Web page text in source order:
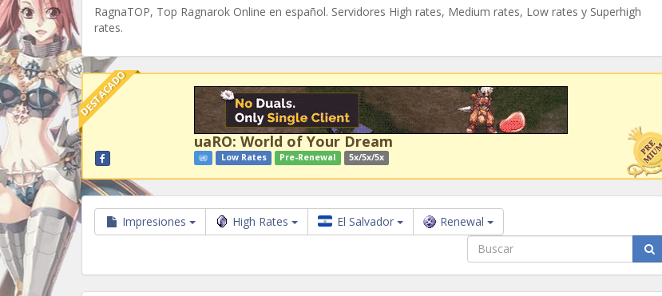
RagnaTOP, Top Ragnarok Online en español. Servidores High rates, Medium rates, Low rates y Superhigh
rates.
DESTACADO
uaRO: World of Your Dream
Low Rates Pre-Renewal 5x/5x/5x
Impresiones High Rates El Salvador Renewal